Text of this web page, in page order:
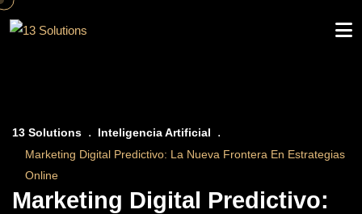
to
content
13 Solutions
Inteligencia Artificial
Marketing Digital Predictivo: La Nueva Frontera En Estrategias
Online
Marketing Digital Predictivo: